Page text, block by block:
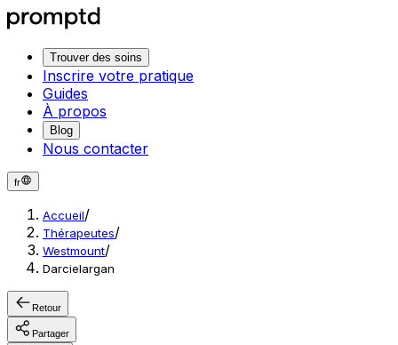
Trouver des soins
Inscrire votre pratique
Guides
À propos
Blog
Nous contacter
fr
Accueil/
Thérapeutes/
Westmount/
Darcielargan
Retour
Partager